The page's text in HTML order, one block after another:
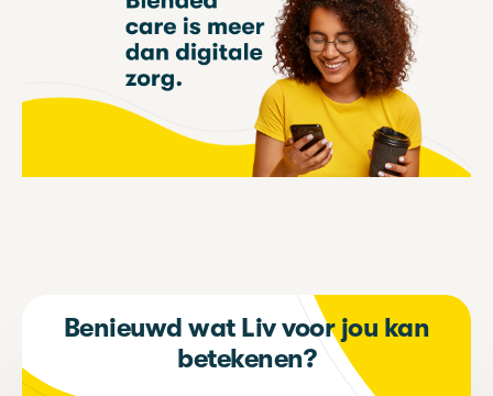
Benieuwd wat Liv voor jou kan
betekenen?